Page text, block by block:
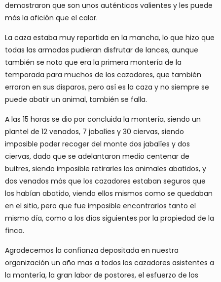
demostraron que son unos auténticos valientes y les puede
más la afición que el calor.
La caza estaba muy repartida en la mancha, lo que hizo que
todas las armadas pudieran disfrutar de lances, aunque
también se noto que era la primera montería de la
temporada para muchos de los cazadores, que también
erraron en sus disparos, pero así es la caza y no siempre se
puede abatir un animal, también se falla.
A las 15 horas se dio por concluida la montería, siendo un
plantel de 12 venados, 7 jabalíes y 30 ciervas, siendo
imposible poder recoger del monte dos jabalíes y dos
ciervas, dado que se adelantaron medio centenar de
buitres, siendo imposible retirarles los animales abatidos, y
dos venados más que los cazadores estaban seguros que
los habían abatido, viendo ellos mismos como se quedaban
en el sitio, pero que fue imposible encontrarlos tanto el
mismo día, como a los días siguientes por la propiedad de la
finca.
Agradecemos la confianza depositada en nuestra
organización un año mas a todos los cazadores asistentes a
la montería, la gran labor de postores, el esfuerzo de los